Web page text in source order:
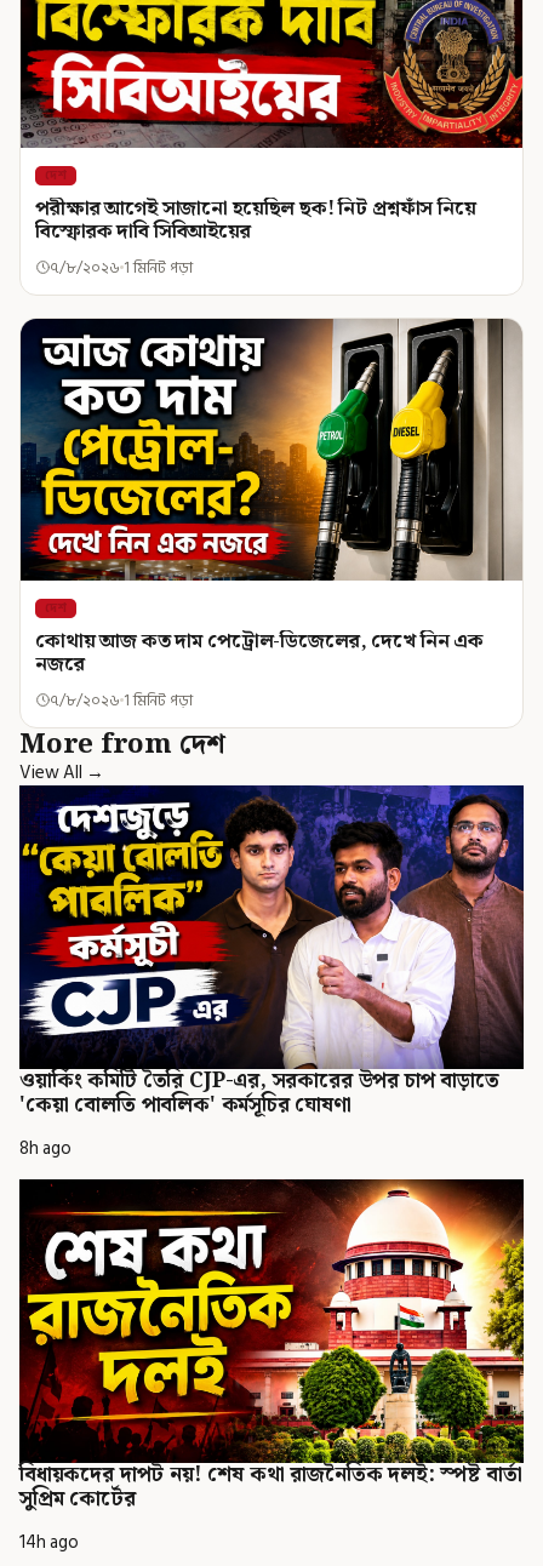
দেশ
পরীক্ষার আগেই সাজানো হয়েছিল ছক! নিট প্রশ্নফাঁস নিয়ে
বিস্ফোরক দাবি সিবিআইয়ের
৭/৮/২০২৬ 1 মিনিট পড়া
দেশ
কোথায় আজ কত দাম পেট্রোল-ডিজেলের, দেখে নিন এক
নজরে
৭/৮/২০২৬ 1 মিনিট পড়া
More from দেশ
View All →
ওয়ার্কিং কমিটি তৈরি CJP-এর, সরকারের উপর চাপ বাড়াতে
'কেয়া বোলতি পাবলিক' কর্মসূচির ঘোষণা
8h ago
বিধায়কদের দাপট নয়! শেষ কথা রাজনৈতিক দলই: স্পষ্ট বার্তা
সুপ্রিম কোর্টের
14h ago